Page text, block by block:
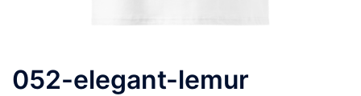
052-elegant-lemur